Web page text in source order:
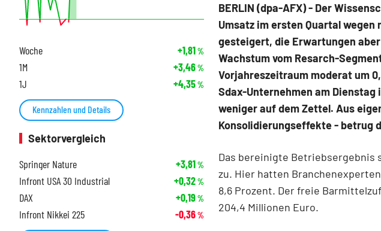
BERLIN (dpa-AFX) - Der
Umsatz im ersten Quartal
gesteigert, die Erwartungen
Wachstum vom Resarch-
Vorjahreszeitraum moderat um
Sdax-Unternehmen am
weniger auf dem Zettel. Aus
Konsolidierungseffekte - betrug
Das bereinigte Betriebsergebnis
zu. Hier hatten
8,6 Prozent. Der freie
204,4 Millionen Euro.
Woche +1,81%
1M +3,46%
1J +4,35%
Kennzahlen und Details
Sektorvergleich
Springer Nature
+3,81%
Infront USA 30 Industrial +0,32%
DAX +0,19%
Infront Nikkei 225 -0,36%